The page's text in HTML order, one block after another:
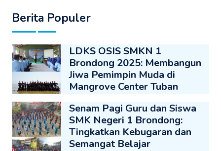
Berita Populer
LDKS OSIS SMKN 1
Brondong 2025: Membangun
Jiwa Pemimpin Muda di
Mangrove Center Tuban
Senam Pagi Guru dan Siswa
SMK Negeri 1 Brondong:
Tingkatkan Kebugaran dan
Semangat Belajar